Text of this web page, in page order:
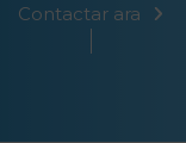
Contactar ara